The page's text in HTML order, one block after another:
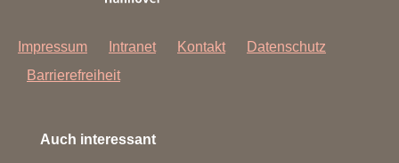
Impressum Intranet Kontakt
Datenschutz
Barrierefreiheit
Auch interessant